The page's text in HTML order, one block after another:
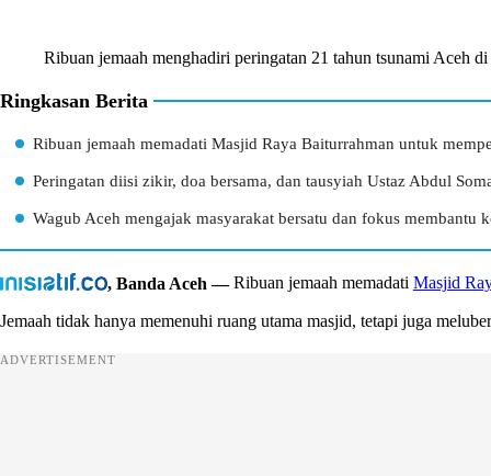
Ribuan jemaah menghadiri peringatan 21 tahun tsunami Aceh
Ringkasan Berita
Ribuan jemaah memadati Masjid Raya Baiturrahman untuk
Peringatan diisi zikir, doa bersama, dan tausyiah Ustaz Abdul
Wagub Aceh mengajak masyarakat bersatu dan fokus membantu
, Banda Aceh —Ribuan jemaah memadati Masjid
Jemaah tidak hanya memenuhi ruang utama masjid, tetapi juga
ADVERTISEMENT